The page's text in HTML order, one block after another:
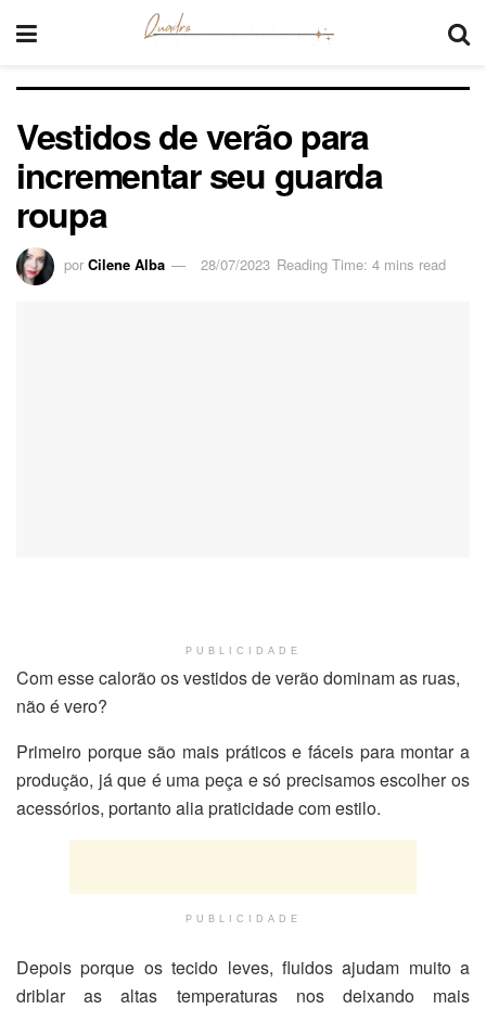
Vestidos de verão para
incrementar seu guarda
roupa
por Cilene Alba 28/07/2023 Reading Time: 4 mins read
PUBLICIDADE
Com esse calorão os vestidos de verão dominam as ruas,
não é vero?
Primeiro porque são mais práticos e fáceis para montar a
produção, já que é uma peça e só precisamos escolher os
acessórios, portanto alia praticidade com estilo.
PUBLICIDADE
Depois porque os tecido leves, fluidos ajudam muito a
driblar as altas temperaturas nos deixando mais